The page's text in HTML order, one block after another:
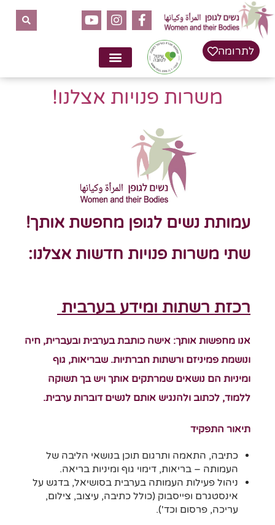
לתוכן
לתרומה
משרות פנויות אצלנו!
עמותת נשים לגופן מחפשת אותך!
שתי משרות פנויות חדשות אצלנו:
רכזת רשתות ומידע בערבית
אנו מחפשות אותך: אישה כותבת בערבית ובעברית, חיה
ונושמת פמיניזם ורשתות חברתיות. שבריאות, גוף
ומיניות הם נושאים שמרתקים אותך ויש בך תשוקה
ללמוד, לכתוב ולהנגיש אותם לנשים דוברות ערבית.
תיאור התפקיד
כתיבה, התאמה ותרגום תוכן בנושאי הליבה של
העמותה – בריאות, דימוי גוף ומיניות בריאה.
ניהול פעילות העמותה בערבית בסושיאל, בדגש על
אינסטגרם ופייסבוק (כולל כתיבה, עיצוב, צילום,
עריכה, פרסום וכד').